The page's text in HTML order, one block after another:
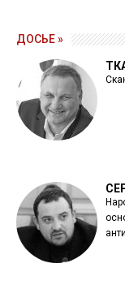
ДОСЬЕ »